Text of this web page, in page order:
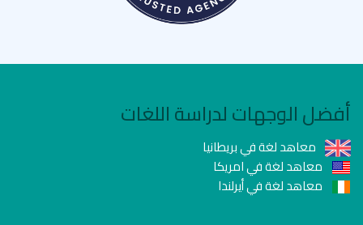
أفضل الوجهات لدراسة اللغات
معاهد لغة في بريطانيا
معاهد لغة في امريكا
معاهد لغة في أيرلندا